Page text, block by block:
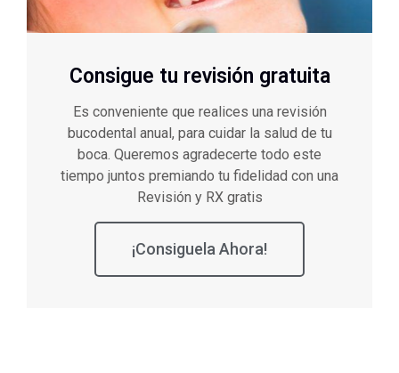
Consigue tu revisión gratuita
Es conveniente que realices una revisión
bucodental anual, para cuidar la salud de tu
boca. Queremos agradecerte todo este
tiempo juntos premiando tu fidelidad con una
Revisión y RX gratis
¡Consiguela Ahora!